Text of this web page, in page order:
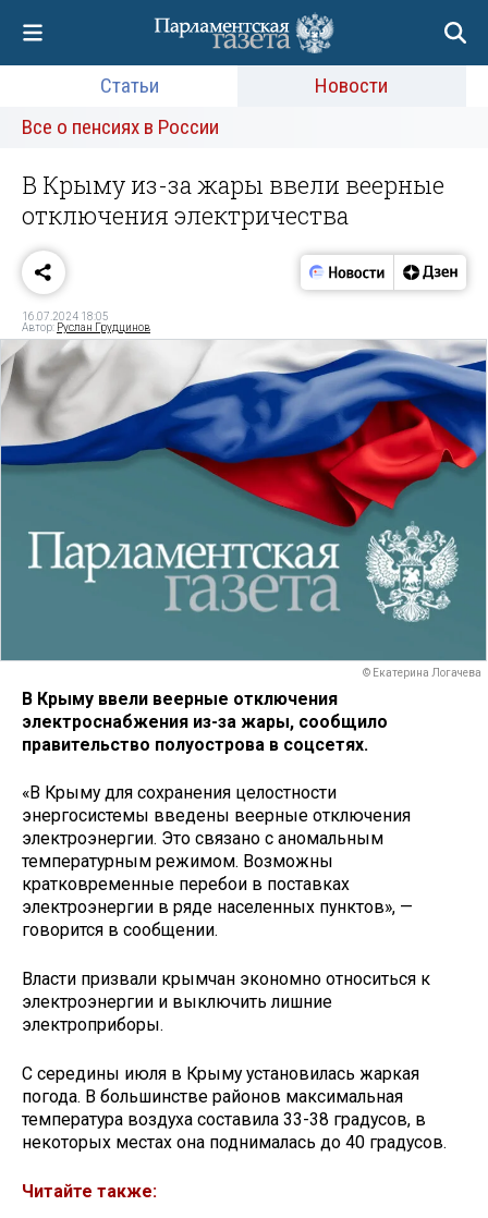
Статьи
Новости
Все о пенсиях в России
В Крыму из-за жары ввели веерные
отключения электричества
16.07.2024 18:05
Автор: Руслан Грудцинов
© Екатерина Логачева
В Крыму ввели веерные отключения
электроснабжения из-за жары, сообщило
правительство полуострова в соцсетях.
«В Крыму для сохранения целостности
энергосистемы введены веерные отключения
электроэнергии. Это связано с аномальным
температурным режимом. Возможны
кратковременные перебои в поставках
электроэнергии в ряде населенных пунктов», —
говорится в сообщении.
Власти призвали крымчан экономно относиться к
электроэнергии и выключить лишние
электроприборы.
С середины июля в Крыму установилась жаркая
погода. В большинстве районов максимальная
температура воздуха составила 33-38 градусов, в
некоторых местах она поднималась до 40 градусов.
Читайте также: